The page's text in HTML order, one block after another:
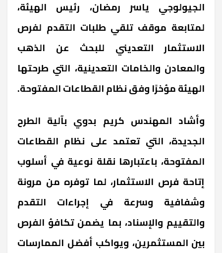
الجيولوجي ياسر رمضان، رئيس الهيئة،
لمتابعة موقف تلقي طلبات التقدم لفرص
الاستثمار التعديني للبحث عن الذهب
والمعادن والخامات التعدينية، التي طرحتها
الهيئة مؤخرًا وفق نظام القطاعات المفتوحة.
وأشاد المهندس كريم بدوي بآلية الطرح
الجديدة، التي تعتمد على نظام القطاعات
المفتوحة، باعتبارها نقلة نوعية في أسلوب
إتاحة فرص الاستثمار، لما توفره من مرونة
وشفافية وسرعة في إجراءات التقدم
والتقييم والإسناد، بما يضمن تكافؤ الفرص
بين المستثمرين، ويواكب أفضل الممارسات